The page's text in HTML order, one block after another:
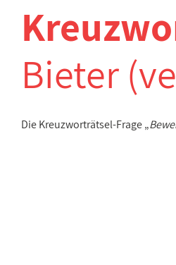
Bieter
Die Kreuzworträtsel-Frage „